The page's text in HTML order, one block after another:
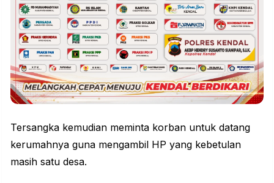
Tersangka kemudian meminta korban untuk datang
kerumahnya guna mengambil HP yang kebetulan
masih satu desa.